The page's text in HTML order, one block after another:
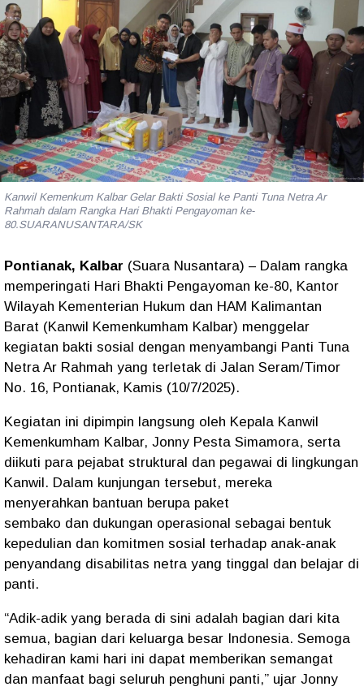
Kanwil Kemenkum Kalbar Gelar Bakti Sosial ke Panti Tuna Netra Ar
Rahmah dalam Rangka Hari Bhakti Pengayoman ke-
80.SUARANUSANTARA/SK
Pontianak, Kalbar (Suara Nusantara) – Dalam rangka
memperingati Hari Bhakti Pengayoman ke-80, Kantor
Wilayah Kementerian Hukum dan HAM Kalimantan
Barat (Kanwil Kemenkumham Kalbar) menggelar
kegiatan bakti sosial dengan menyambangi Panti Tuna
Netra Ar Rahmah yang terletak di Jalan Seram/Timor
No. 16, Pontianak, Kamis (10/7/2025).
Kegiatan ini dipimpin langsung oleh Kepala Kanwil
Kemenkumham Kalbar, Jonny Pesta Simamora, serta
diikuti para pejabat struktural dan pegawai di lingkungan
Kanwil. Dalam kunjungan tersebut, mereka
menyerahkan bantuan berupa paket
sembako dan dukungan operasional sebagai bentuk
kepedulian dan komitmen sosial terhadap anak-anak
penyandang disabilitas netra yang tinggal dan belajar di
panti.
“Adik-adik yang berada di sini adalah bagian dari kita
semua, bagian dari keluarga besar Indonesia. Semoga
kehadiran kami hari ini dapat memberikan semangat
dan manfaat bagi seluruh penghuni panti,” ujar Jonny